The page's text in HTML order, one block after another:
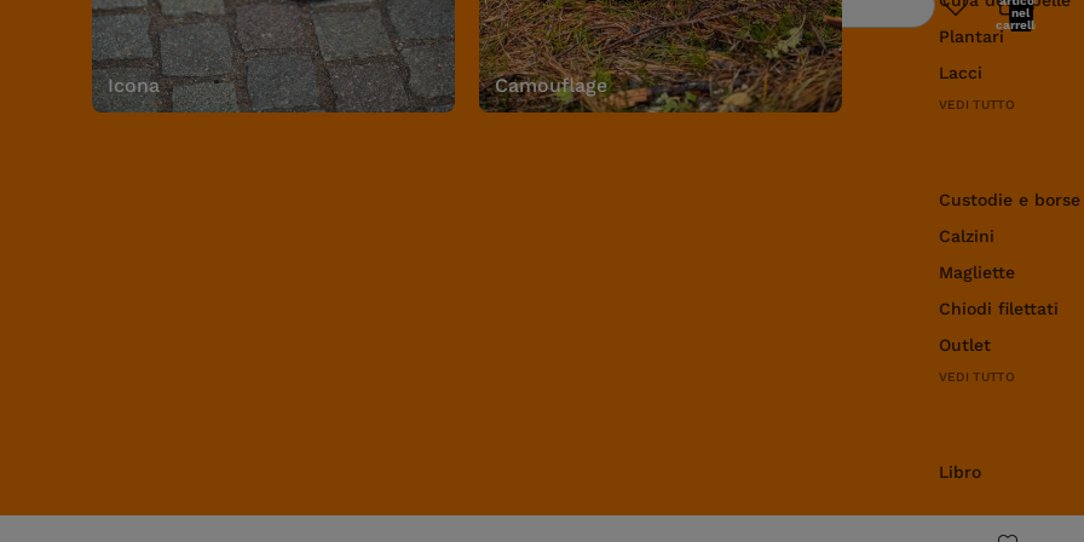
Icona Camouflage
Plantari
Lacci
VEDI TUTTO
Custodie e
Calzini
Magliette
Chiodi filettati
Outlet
VEDI TUTTO
Libro
Ricerca
nel
carrello: